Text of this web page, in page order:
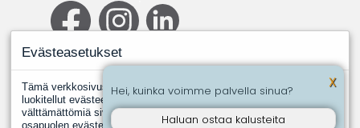
X
Hei, kuinka voimme palvella sinua?
Haluan ostaa kalusteita
Evästeasetukset
Tämä verkkosivusto käyttää evästeitä. Evästeistä välttämättömiksi
luokitellut evästeet tallennetaan selaimeesi, koska ne ovat
välttämättömiä sivuston perustoimintoja varten. Muut, kolmannen
osapuolen evästeet ovat evästeitä, joita joku toinen taho asentaa